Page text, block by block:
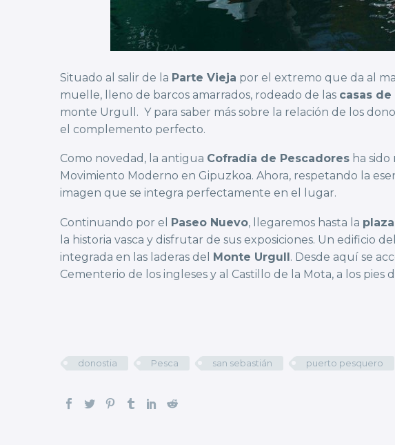
Situado al salir de la Parte Vieja por el extremo que da al
muelle, lleno de barcos amarrados, rodeado de las casas
monte Urgull. Y para saber más sobre la relación de los
el complemento perfecto.
Como novedad, la antigua Cofradía de Pescadores ha
Movimiento Moderno en Gipuzkoa. Ahora, respetando la
imagen que se integra perfectamente en el lugar.
Continuando por el Paseo Nuevo, llegaremos hasta la
la historia vasca y disfrutar de sus exposiciones. Un edificio
integrada en las laderas del Monte Urgull. Desde aquí se
Cementerio de los ingleses y al Castillo de la Mota, a los pies
donostia Pesca san sebastián puerto pesquero